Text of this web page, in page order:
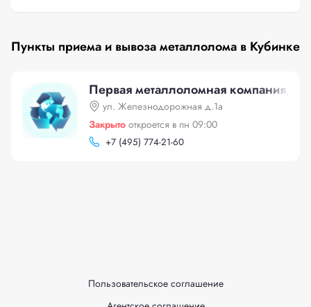
Пункты приема и вывоза металлолома в Кубинке
Первая металлоломная компания,
ул. Железнодорожная д.1а
Закрыто откроется в пн 09:00
+7 (495) 774-21-60
Пользовательское соглашение